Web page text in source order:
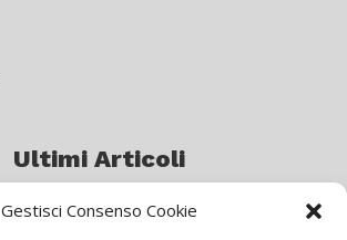
Gestisci Consenso Cookie
Ultimi Articoli
Germogli di luce: al via la quinta